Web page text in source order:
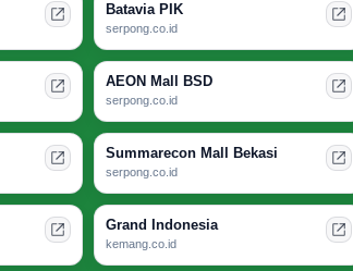
Batavia PIK
serpong.co.id
AEON Mall BSD
serpong.co.id
Summarecon Mall Bekasi
serpong.co.id
Grand Indonesia
kemang.co.id